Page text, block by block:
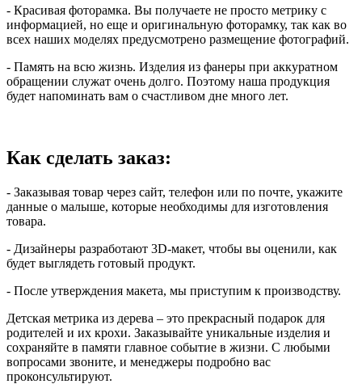
- Красивая фоторамка. Вы получаете не просто метрику с
информацией, но еще и оригинальную фоторамку, так как во
всех наших моделях предусмотрено размещение фотографий.
- Память на всю жизнь. Изделия из фанеры при аккуратном
обращении служат очень долго. Поэтому наша продукция
будет напоминать вам о счастливом дне много лет.
Как сделать заказ:
- Заказывая товар через сайт, телефон или по почте, укажите
данные о малыше, которые необходимы для изготовления
товара.
- Дизайнеры разработают 3D-макет, чтобы вы оценили, как
будет выглядеть готовый продукт.
- После утверждения макета, мы приступим к производству.
Детская метрика из дерева – это прекрасный подарок для
родителей и их крохи. Заказывайте уникальные изделия и
сохраняйте в памяти главное событие в жизни. С любыми
вопросами звоните, и менеджеры подробно вас
проконсультируют.